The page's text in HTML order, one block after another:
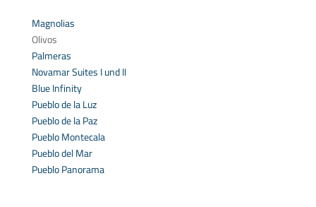
Magnolias
Olivos
Palmeras
Novamar Suites I und II
Blue Infinity
Pueblo de la Luz
Pueblo de la Paz
Pueblo Montecala
Pueblo del Mar
Pueblo Panorama